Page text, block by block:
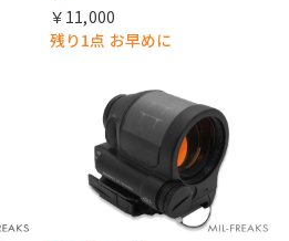
￥11,000
残り1点 お早めに